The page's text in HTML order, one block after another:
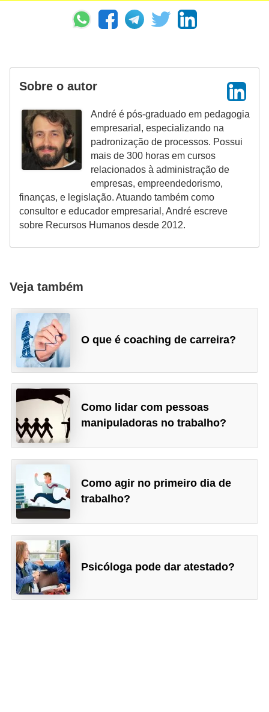
Sobre o autor
André é pós-graduado em pedagogia
empresarial, especializando na
padronização de processos. Possui
mais de 300 horas em cursos
relacionados à administração de
empresas, empreendedorismo,
finanças, e legislação. Atuando também como
consultor e educador empresarial, André escreve
sobre Recursos Humanos desde 2012.
Veja também
O que é coaching de carreira?
Como lidar com pessoas
manipuladoras no trabalho?
Como agir no primeiro dia de
trabalho?
Psicóloga pode dar atestado?
o
n
o
S
t
w
a
r
d
e
c
o
n
t
l
e
d
e
p
o
n
t
o